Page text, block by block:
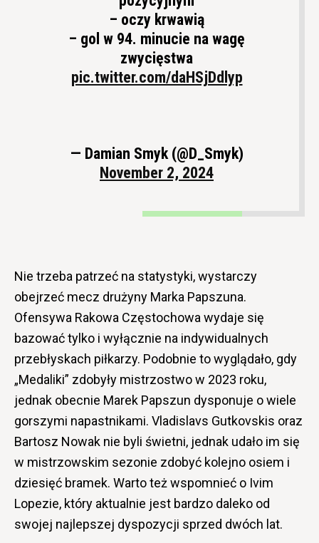
– oczy krwawią
– gol w 94. minucie na wagę
zwycięstwa
pic.twitter.com/daHSjDdlyp
— Damian Smyk (@D_Smyk)
November 2, 2024
Nie trzeba patrzeć na statystyki, wystarczy
obejrzeć mecz drużyny Marka Papszuna.
Ofensywa Rakowa Częstochowa wydaje się
bazować tylko i wyłącznie na indywidualnych
przebłyskach piłkarzy. Podobnie to wyglądało, gdy
„Medaliki” zdobyły mistrzostwo w 2023 roku,
jednak obecnie Marek Papszun dysponuje o wiele
gorszymi napastnikami. Vladislavs Gutkovskis oraz
Bartosz Nowak nie byli świetni, jednak udało im się
w mistrzowskim sezonie zdobyć kolejno osiem i
dziesięć bramek. Warto też wspomnieć o Ivim
Lopezie, który aktualnie jest bardzo daleko od
swojej najlepszej dyspozycji sprzed dwóch lat.